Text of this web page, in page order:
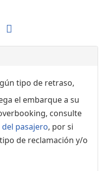
tipo de retraso,
el embarque a su
consulte
pasajero, por si
de reclamación y/o